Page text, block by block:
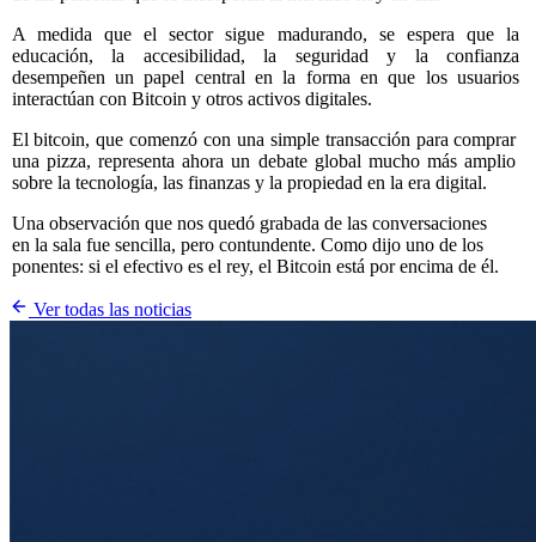
A medida que el sector sigue madurando, se espera que la
educación, la accesibilidad, la seguridad y la confianza
desempeñen un papel central en la forma en que los usuarios
interactúan con Bitcoin y otros activos digitales.
El bitcoin, que comenzó con una simple transacción para comprar
una pizza, representa ahora un debate global mucho más amplio
sobre la tecnología, las finanzas y la propiedad en la era digital.
Una observación que nos quedó grabada de las conversaciones
en la sala fue sencilla, pero contundente. Como dijo uno de los
ponentes: si el efectivo es el rey, el Bitcoin está por encima de él.
Ver todas las noticias